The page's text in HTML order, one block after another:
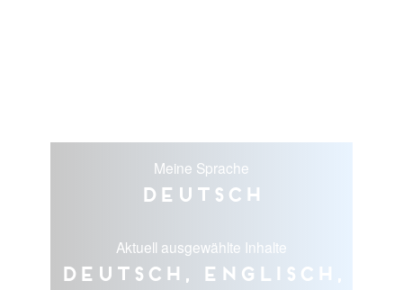
Meine Sprache
Deutsch
Aktuell ausgewählte Inhalte
Deutsch, Englisch,